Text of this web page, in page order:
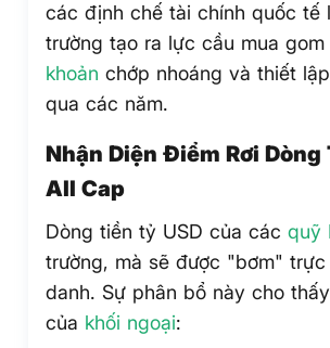
các định chế tài chính quốc tế
trường tạo ra lực cầu mua
khoản chớp nhoáng và thiết
qua các năm.
Nhận Diện Điểm Rơi Dòng
All Cap
Dòng tiền tỷ USD của cácquỹ
trường, mà sẽ được "bơm"
danh. Sự phân bổ này cho thấy
của khối ngoại: